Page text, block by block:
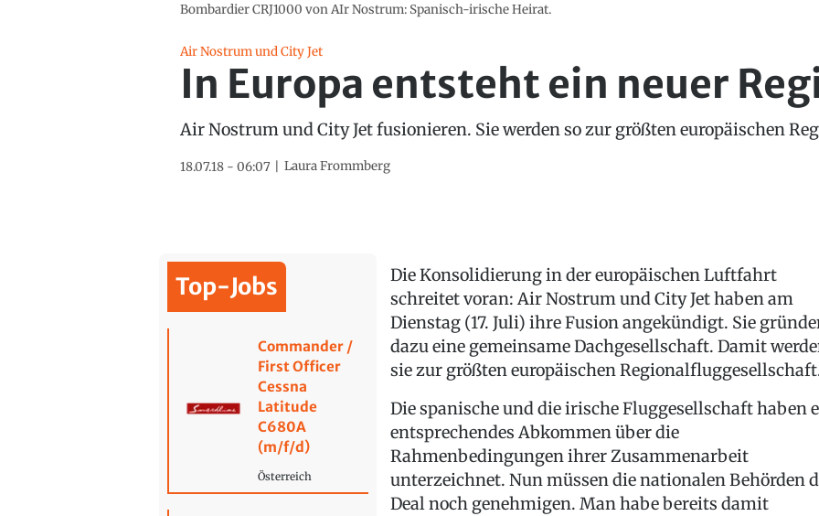
Bombardier CRJ1000 von AIr Nostrum: Spanisch-irische Heirat.
Air Nostrum und City Jet
In Europa entsteht ein neuer
Air Nostrum und City Jet fusionieren. Sie werden so zur größten europäischen
18.07.18 - 06:07 Laura Frommberg
Top-Jobs
Commander /
First Officer
Cessna
Latitude
C680A
(m/f/d)
Österreich
Die Konsolidierung in der europäischen Luftfahrt
schreitet voran: Air Nostrum und City Jet haben am
Dienstag (17. Juli) ihre Fusion angekündigt. Sie
dazu eine gemeinsame Dachgesellschaft. Damit
sie zur größten europäischen
Die spanische und die irische Fluggesellschaft haben
entsprechendes Abkommen über die
Rahmenbedingungen ihrer Zusammenarbeit
unterzeichnet. Nun müssen die nationalen Behörden
Deal noch genehmigen. Man habe bereits damit